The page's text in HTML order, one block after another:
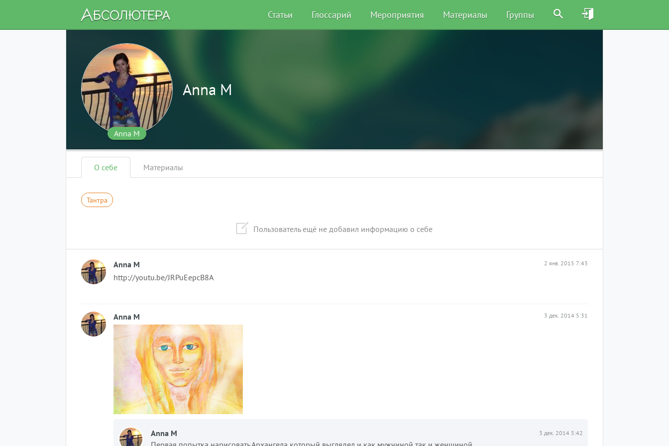
Статьи Глоссарий Мероприятия Материалы Группы
Anna M
Anna M
О себе Материалы
Тантра
Пользователь ещё не добавил информацию о себе
2 янв. 2015 7:43
Anna M
http://youtu.be/JRPuEepcB8A
3 дек. 2014 5:31
Anna M
3 дек. 2014 5:42
Anna M